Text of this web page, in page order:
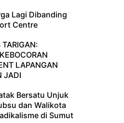
Lagi Dibanding
Centre
TARIGAN:
LAPANGAN
JADI
Bersatu Unjuk
dan Walikota
di Sumut